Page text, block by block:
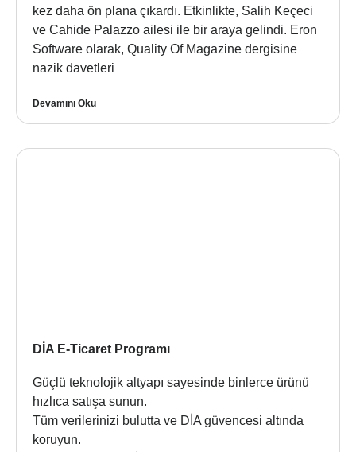
kez daha ön plana çıkardı. Etkinlikte, Salih Keçeci
ve Cahide Palazzo ailesi ile bir araya gelindi. Eron
Software olarak, Quality Of Magazine dergisine
nazik davetleri
Devamını Oku
DİA E-Ticaret Programı
Güçlü teknolojik altyapı sayesinde binlerce ürünü
hızlıca satışa sunun.
Tüm verilerinizi bulutta ve DİA güvencesi altında
koruyun.